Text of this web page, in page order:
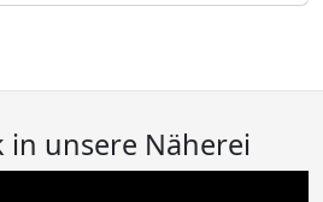
in unsere Näherei